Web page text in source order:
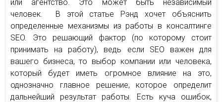
или агентство. Это может быть независимый
человек. В этой статье Рэнд хочет объяснить
определенные механизмы из работы в консалтинге
SEO. Это решающий фактор (по которому стоит
принимать на работу), ведь если SEO важен для
вашего бизнеса, то выбор компании или человека,
который будет иметь огромное влияние на это,
однозначно главное решение, которое определит
дальнейший результат работы. Есть куча ошибок,